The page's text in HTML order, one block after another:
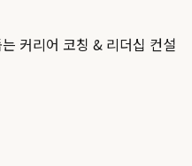
커리어 코칭 & 리더십 컨설